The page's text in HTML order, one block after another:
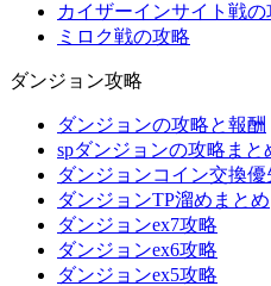
カイザーインサイト戦の
ミロク戦の攻略
ダンジョン攻略
ダンジョンの攻略と報酬
spダンジョンの攻略まと
ダンジョンコイン交換優
ダンジョンTP溜めまとめ
ダンジョンex7攻略
ダンジョンex6攻略
ダンジョンex5攻略